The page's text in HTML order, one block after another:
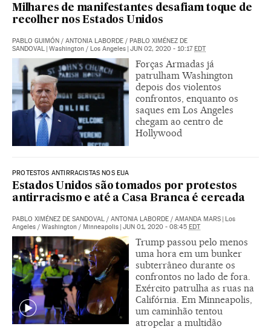
Milhares de manifestantes desafiam toque de
recolher nos Estados Unidos
PABLO GUIMÓN / ANTONIA LABORDE / PABLO XIMÉNEZ DE
SANDOVAL | Washington / Los Angeles | JUN 02, 2020 - 10:17EDT
Forças Armadas já
patrulham Washington
depois dos violentos
confrontos, enquanto os
saques em Los Angeles
chegam ao centro de
Hollywood
PROTESTOS ANTIRRACISTAS NOS EUA
Estados Unidos são tomados por protestos
antirracismo e até a Casa Branca é cercada
PABLO XIMÉNEZ DE SANDOVAL / ANTONIA LABORDE / AMANDA MARS | Los
Angeles / Washington / Minneapolis | JUN 01, 2020 - 08:45 EDT
Trump passou pelo menos
uma hora em um bunker
subterrâneo durante os
confrontos no lado de fora.
Exército patrulha as ruas na
Califórnia. Em Minneapolis,
um caminhão tentou
atropelar a multidão